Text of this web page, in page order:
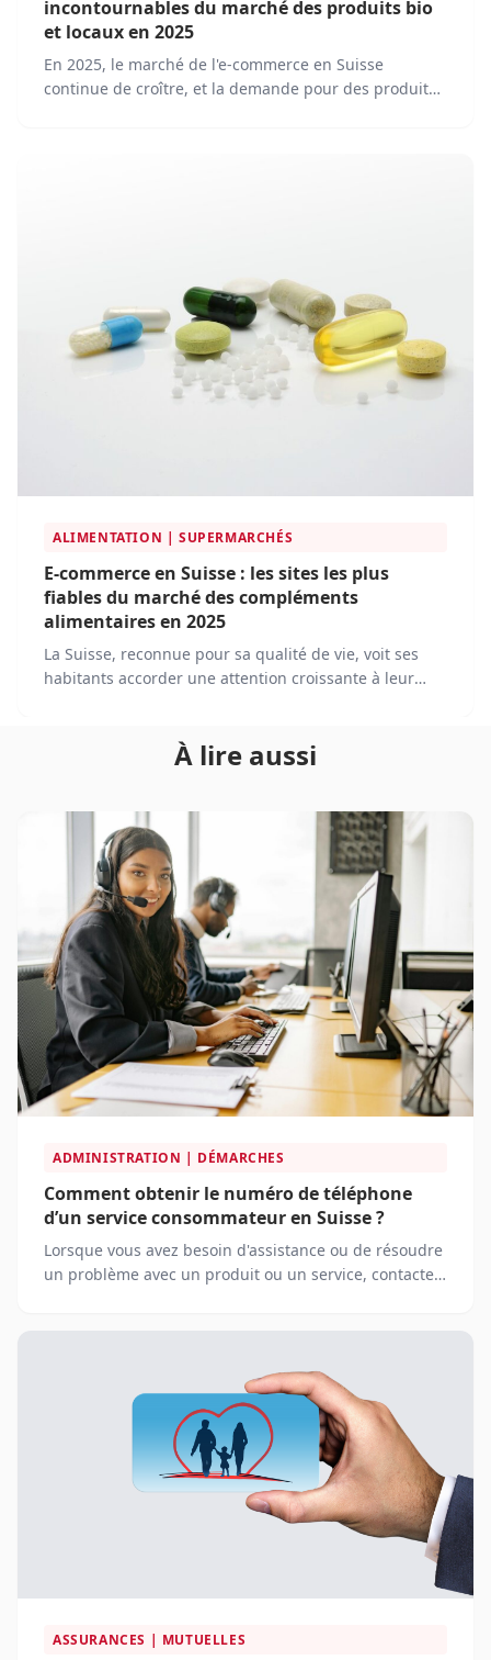
incontournables du marché des produits bio
et locaux en 2025
En 2025, le marché de l'e-commerce en Suisse
continue de croître, et la demande pour des produits
ALIMENTATION | SUPERMARCHÉS
E-commerce en Suisse : les sites les plus
fiables du marché des compléments
alimentaires en 2025
La Suisse, reconnue pour sa qualité de vie, voit ses
habitants accorder une attention croissante à leur
À lire aussi
ADMINISTRATION | DÉMARCHES
Comment obtenir le numéro de téléphone
d’un service consommateur en Suisse ?
Lorsque vous avez besoin d'assistance ou de résoudre
un problème avec un produit ou un service, contacter
ASSURANCES | MUTUELLES